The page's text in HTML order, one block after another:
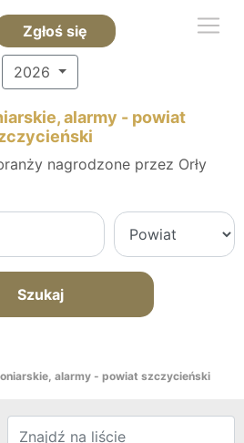
Zgłoś się
2026
alarmy - powiat
nagrodzone przez Orły
Szukaj
alarmy - powiat szczycieński